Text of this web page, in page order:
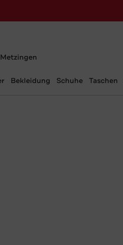
Bekleidung Schuhe Taschen